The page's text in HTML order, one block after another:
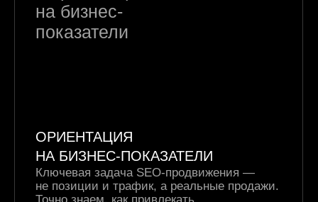
ОРИЕНТАЦИЯ
НА БИЗНЕС-ПОКАЗАТЕЛИ
Ключевая задача SEO-продвижения —
не позиции и трафик, а реальные продажи.
Точно знаем, как привлекать